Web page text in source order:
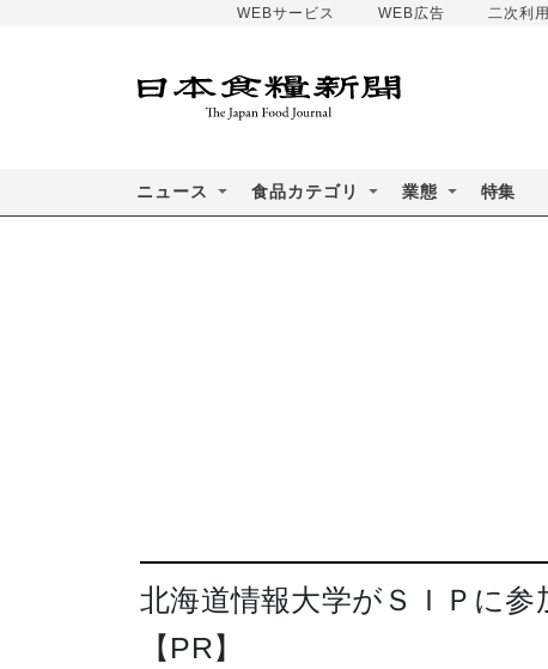
WEBサービス WEB広告 二次利
ニュース 食品カテゴリ 業態 特集
北海道情報大学がＳＩＰに
【PR】